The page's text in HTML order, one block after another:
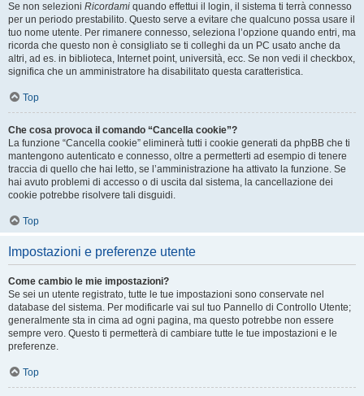
Se non selezioni Ricordami quando effettui il login, il sistema ti terrà connesso
per un periodo prestabilito. Questo serve a evitare che qualcuno possa usare il
tuo nome utente. Per rimanere connesso, seleziona l’opzione quando entri, ma
ricorda che questo non è consigliato se ti colleghi da un PC usato anche da
altri, ad es. in biblioteca, Internet point, università, ecc. Se non vedi il checkbox,
significa che un amministratore ha disabilitato questa caratteristica.
Top
Che cosa provoca il comando “Cancella cookie”?
La funzione “Cancella cookie” eliminerà tutti i cookie generati da phpBB che ti
mantengono autenticato e connesso, oltre a permetterti ad esempio di tenere
traccia di quello che hai letto, se l’amministrazione ha attivato la funzione. Se
hai avuto problemi di accesso o di uscita dal sistema, la cancellazione dei
cookie potrebbe risolvere tali disguidi.
Top
Impostazioni e preferenze utente
Come cambio le mie impostazioni?
Se sei un utente registrato, tutte le tue impostazioni sono conservate nel
database del sistema. Per modificarle vai sul tuo Pannello di Controllo Utente;
generalmente sta in cima ad ogni pagina, ma questo potrebbe non essere
sempre vero. Questo ti permetterà di cambiare tutte le tue impostazioni e le
preferenze.
Top